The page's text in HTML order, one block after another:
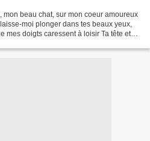
beau chat, sur mon coeur amoureux
moi plonger dans tes beaux yeux,
mes doigts caressent à loisir Ta tête et